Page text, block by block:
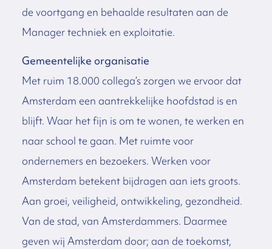
de voortgang en behaalde resultaten aan de
Manager techniek en exploitatie.
Gemeentelijke organisatie
Met ruim 18.000 collega’s zorgen we ervoor dat
Amsterdam een aantrekkelijke hoofdstad is en
blijft. Waar het fijn is om te wonen, te werken en
naar school te gaan. Met ruimte voor
ondernemers en bezoekers. Werken voor
Amsterdam betekent bijdragen aan iets groots.
Aan groei, veiligheid, ontwikkeling, gezondheid.
Van de stad, van Amsterdammers. Daarmee
geven wij Amsterdam door; aan de toekomst,